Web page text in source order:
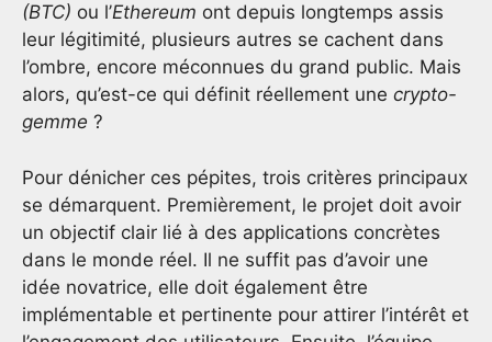
(BTC) ou l’Ethereum ont depuis longtemps assis
leur légitimité, plusieurs autres se cachent dans
l’ombre, encore méconnues du grand public. Mais
alors, qu’est-ce qui définit réellement une crypto-
gemme ?
Pour dénicher ces pépites, trois critères principaux
se démarquent. Premièrement, le projet doit avoir
un objectif clair lié à des applications concrètes
dans le monde réel. Il ne suffit pas d’avoir une
idée novatrice, elle doit également être
implémentable et pertinente pour attirer l’intérêt et